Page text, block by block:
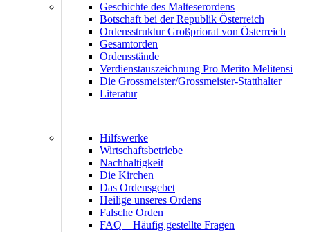
Geschichte des Malteserordens
Botschaft bei der Republik Österreich
Ordensstruktur Großpriorat von Österreich
Gesamtorden
Ordensstände
Verdienstauszeichnung Pro Merito Melitensi
Die Grossmeister/Grossmeister-Statthalter
Literatur
Hilfswerke
Wirtschaftsbetriebe
Nachhaltigkeit
Die Kirchen
Das Ordensgebet
Heilige unseres Ordens
Falsche Orden
FAQ – Häufig gestellte Fragen